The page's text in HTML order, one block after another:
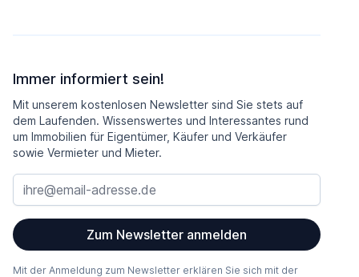
Immer informiert sein!
Mit unserem kostenlosen Newsletter sind Sie stets auf
dem Laufenden. Wissenswertes und Interessantes rund
um Immobilien für Eigentümer, Käufer und Verkäufer
sowie Vermieter und Mieter.
Zum Newsletter anmelden
Mit der Anmeldung zum Newsletter erklären Sie sich mit der